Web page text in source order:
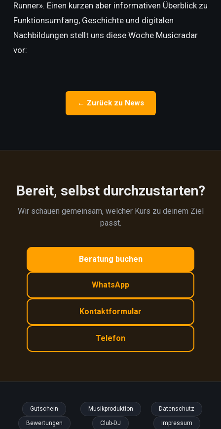
Runner». Einen kurzen aber informativen Überblick zu
Funktionsumfang, Geschichte und digitalen
Nachbildungen stellt uns diese Woche Musicradar
vor:
← Zurück zu News
Bereit, selbst durchzustarten?
Wir schauen gemeinsam, welcher Kurs zu deinem Ziel
passt.
Beratung buchen
WhatsApp
Kontaktformular
Telefon
Gutschein
Bewertungen
Musikproduktion
Club-DJ
Datenschutz
Impressum